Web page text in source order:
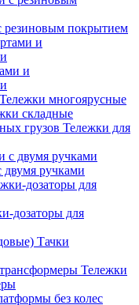
резиновым покрытием
и
Тележки многоярусные
складные
Тележки для
ручками
дозаторы для
Тачки
Тележки
без колес